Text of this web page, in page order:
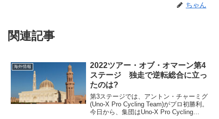
ちゃん
関連記事
海外情報
2022ツアー・オブ・オマーン第4
ステージ 独走で逆転総合に立っ
たのは?
第3ステージでは、アントン・チャーミグ
(Uno-X Pro Cycling Team)がプロ初勝利。
今日から、集団はUno-X Pro Cycling